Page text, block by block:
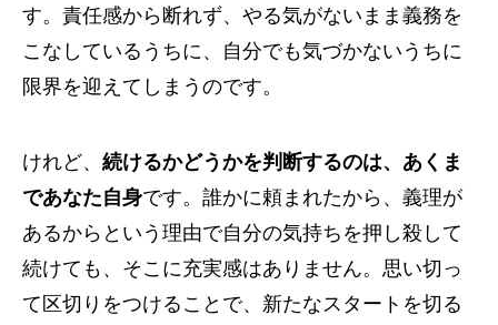
す。責任感から断れず、やる気がないまま義務を
こなしているうちに、自分でも気づかないうちに
限界を迎えてしまうのです。
けれど、 続けるかどうかを判断するのは、あくま
であなた自身です。誰かに頼まれたから、義理が
あるからという理由で自分の気持ちを押し殺して
続けても、そこに充実感はありません。思い切っ
て区切りをつけることで、新たなスタートを切る